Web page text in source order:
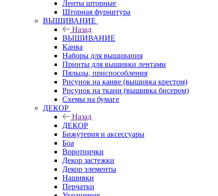
Ленты шторные
Шторная фурнитура
ВЫШИВАНИЕ
Назад
ВЫШИВАНИЕ
Канва
Наборы для вышивания
Принты для вышивки лентами
Пяльцы, приспособления
Рисунок на канве (вышивка крестом)
Рисунок на ткани (вышивка бисером)
Схемы на бумаге
ДЕКОР
Назад
ДЕКОР
Бижутерия и аксессуары
Боа
Воротнички
Декор застежки
Декор элементы
Нашивки
Перчатки